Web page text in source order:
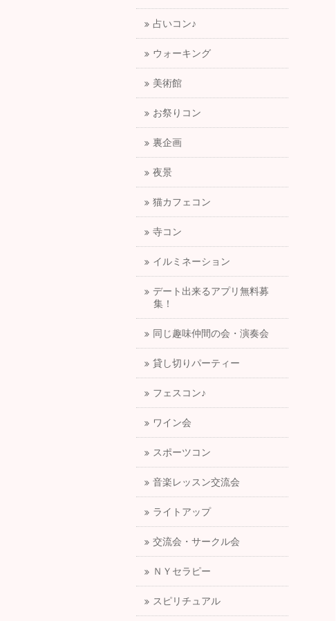
占いコン♪
ウォーキング
美術館
お祭りコン
裏企画
夜景
猫カフェコン
寺コン
イルミネーション
デート出来るアプリ無料募
集！
同じ趣味仲間の会・演奏会
貸し切りパーティー
フェスコン♪
ワイン会
スポーツコン
音楽レッスン交流会
ライトアップ
交流会・サークル会
ＮＹセラピー
スピリチュアル